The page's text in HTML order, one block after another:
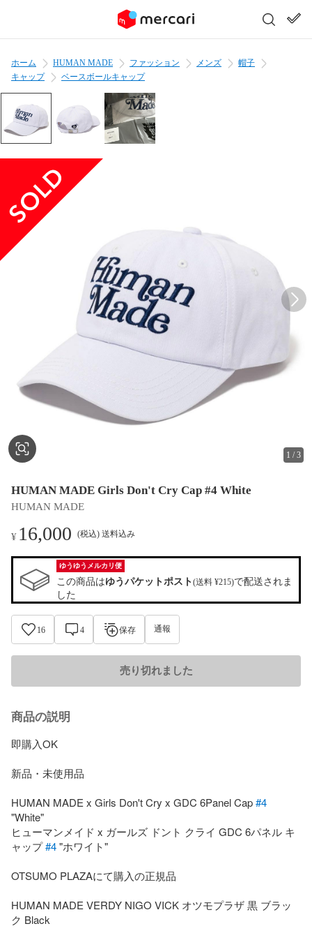
ホーム HUMAN MADE ファッション メンズ
帽子
キャップ
ベースボールキャップ
1 /3
HUMAN MADE Girls Don't Cry Cap #4 White
HUMAN MADE
¥ 16,000 (税込) 送料込み
ゆうゆうメルカリ便
この商品はゆうパケットポスト(送料 ¥215)で配送されま
した
16 4 保存 通報
売り切れました
商品の説明
即購入OK
新品・未使用品
HUMAN MADE x Girls Don't Cry x GDC 6Panel Cap #4
"White"
ヒューマンメイド x ガールズ ドント クライ GDC 6パネル キ
ャップ #4 "ホワイト"
OTSUMO PLAZAにて購入の正規品
HUMAN MADE VERDY NIGO VICK オツモプラザ 黒 ブラッ
ク Black